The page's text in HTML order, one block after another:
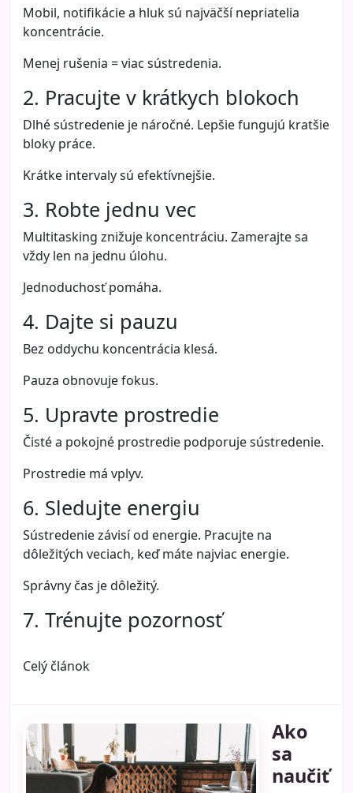
Mobil, notifikácie a hluk sú najväčší nepriatelia
koncentrácie.
Menej rušenia = viac sústredenia.
2. Pracujte v krátkych blokoch
Dlhé sústredenie je náročné. Lepšie fungujú kratšie
bloky práce.
Krátke intervaly sú efektívnejšie.
3. Robte jednu vec
Multitasking znižuje koncentráciu. Zamerajte sa
vždy len na jednu úlohu.
Jednoduchosť pomáha.
4. Dajte si pauzu
Bez oddychu koncentrácia klesá.
Pauza obnovuje fokus.
5. Upravte prostredie
Čisté a pokojné prostredie podporuje sústredenie.
Prostredie má vplyv.
6. Sledujte energiu
Sústredenie závisí od energie. Pracujte na
dôležitých veciach, keď máte najviac energie.
Správny čas je dôležitý.
7. Trénujte pozornosť
Celý článok
Ako
sa
naučiť